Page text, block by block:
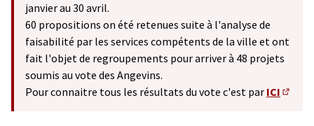
janvier au 30 avril.
60 propositions on été retenues suite à l'analyse de
faisabilité par les services compétents de la ville et ont
fait l'objet de regroupements pour arriver à 48 projets
soumis au vote des Angevins.
Pour connaitre tous les résultats du vote c'est par ICI